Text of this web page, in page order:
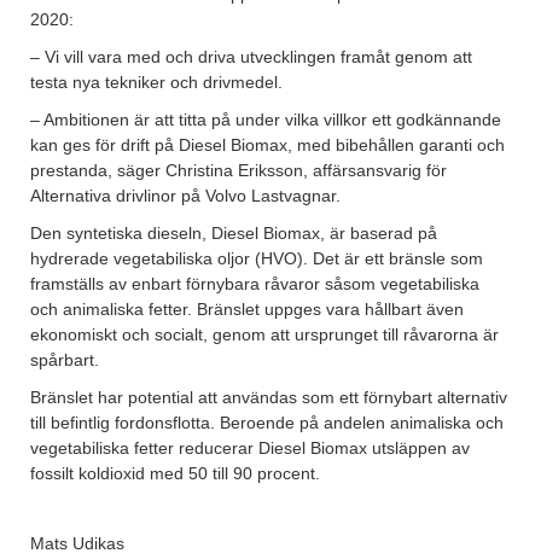
2020:
– Vi vill vara med och driva utvecklingen framåt genom att
testa nya tekniker och drivmedel.
– Ambitionen är att titta på under vilka villkor ett godkännande
kan ges för drift på Diesel Biomax, med bibehållen garanti och
prestanda, säger Christina Eriksson, affärsansvarig för
Alternativa drivlinor på Volvo Lastvagnar.
Den syntetiska dieseln, Diesel Biomax, är baserad på
hydrerade vegetabiliska oljor (HVO). Det är ett bränsle som
framställs av enbart förnybara råvaror såsom vegetabiliska
och animaliska fetter. Bränslet uppges vara hållbart även
ekonomiskt och socialt, genom att ursprunget till råvarorna är
spårbart.
Bränslet har potential att användas som ett förnybart alternativ
till befintlig fordonsflotta. Beroende på andelen animaliska och
vegetabiliska fetter reducerar Diesel Biomax utsläppen av
fossilt koldioxid med 50 till 90 procent.
Mats Udikas